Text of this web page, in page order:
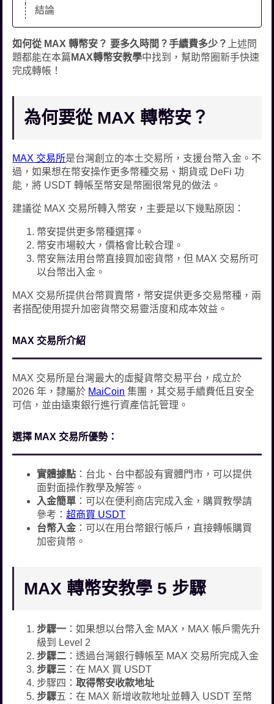
結論
如何從 MAX 轉幣安？ 要多久時間？手續費多少？
上述問
題都能在本篇 MAX轉幣安教學中找到，幫助幣圈新手快速
完成轉帳！
為何要從 MAX 轉幣安？
MAX 交易所是台灣創立的本土交易所，支援台幣入金。不
過，如果想在幣安操作更多幣種交易、期貨或 DeFi 功
能，將 USDT 轉帳至幣安是幣圈很常見的做法。
建議從 MAX 交易所轉入幣安，主要是以下幾點原因：
幣安提供更多幣種選擇。
幣安市場較大，價格會比較合理。
幣安無法用台幣直接買加密貨幣，但 MAX 交易所可
以台幣出入金。
MAX 交易所提供台幣買賣幣，幣安提供更多交易幣種，兩
者搭配使用提升加密貨幣交易靈活度和成本效益。
MAX 交易所介紹
MAX 交易所是台灣最大的虛擬貨幣交易平台，成立於
2026 年，隸屬於 MaiCoin 集團，其交易手續費低且安全
可信，並由遠東銀行進行資產信託管理。
選擇 MAX 交易所優勢：
實體據點 ：台北、台中都設有實體門市，可以提供
面對面操作教學及解答。
入金簡單 ：可以在便利商店完成入金，購買教學請
參考：超商買 USDT
台幣入金 ：可以在用台幣銀行帳戶，直接轉帳購買
加密貨幣。
MAX 轉幣安教學 5 步驟
步驟一 ：如果想以台幣入金 MAX，MAX 帳戶需先升
級到 Level 2
步驟二 ：透過台灣銀行轉帳至 MAX 交易所完成入金
步驟三 ：在 MAX 買 USDT
步驟四：取得幣安收款地址
步驟五：在 MAX 新增收款地址並轉入 USDT 至幣